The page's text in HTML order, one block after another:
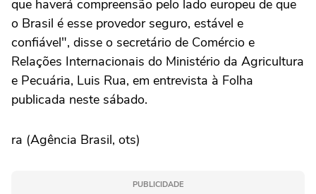
que haverá compreensão pelo lado europeu de que
o Brasil é esse provedor seguro, estável e
confiável", disse o secretário de Comércio e
Relações Internacionais do Ministério da Agricultura
e Pecuária, Luis Rua, em entrevista à Folha
publicada neste sábado.
ra (Agência Brasil, ots)
PUBLICIDADE